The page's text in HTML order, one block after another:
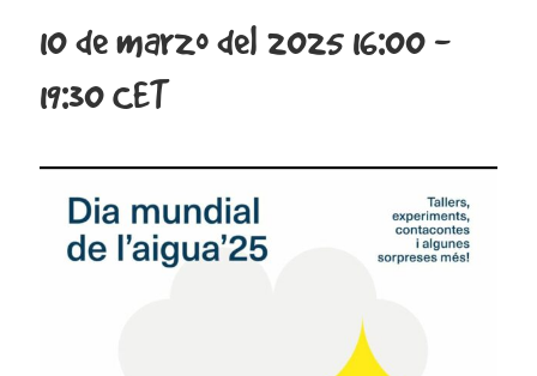
10 de marzo del 2025 16:00 -
19:30CET